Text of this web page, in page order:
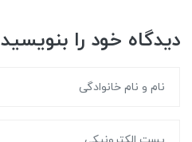
دیدگاه خود را بنویسید